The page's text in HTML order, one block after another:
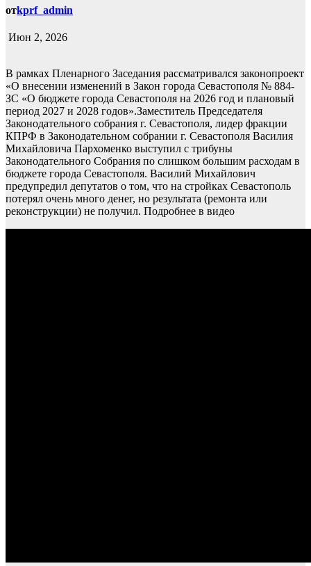
отkprf_admin
Июн 2, 2026
В рамках Пленарного Заседания рассматривался законопроект
«О внесении изменений в Закон города Севастополя № 884-
ЗС «О бюджете города Севастополя на 2026 год и плановый
период 2027 и 2028 годов».Заместитель Председателя
Законодательного собрания г. Севастополя, лидер фракции
КПРФ в Законодательном собрании г. Севастополя Василия
Михайловича Пархоменко выступил с трибуны
Законодательного Собрания по слишком большим расходам в
бюджете города Севастополя. Василий Михайлович
предупредил депутатов о том, что на стройках Севастополь
потерял очень много денег, но результата (ремонта или
реконструкции) не получил. Подробнее в видео